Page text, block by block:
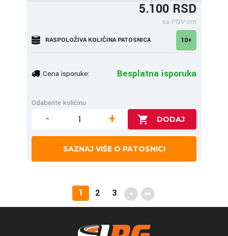
5.100 RSD
sa PDV-om
RASPOLOŽIVA KOLIČINA PATOSNICA 10+
Cena isporuke: Besplatna isporuka
Odaberite količinu
- +
SAZNAJ VIŠE O PATOSNICI
1 2 3